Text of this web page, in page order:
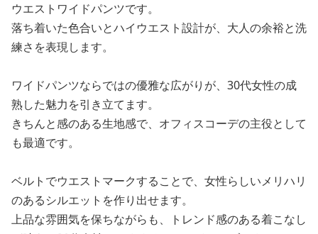
ウエストワイドパンツです。
落ち着いた色合いとハイウエスト設計が、大人の余裕と洗
練さを表現します。
ワイドパンツならではの優雅な広がりが、30代女性の成
熟した魅力を引き立てます。
きちんと感のある生地感で、オフィスコーデの主役として
も最適です。
ベルトでウエストマークすることで、女性らしいメリハリ
のあるシルエットを作り出せます。
上品な雰囲気を保ちながらも、トレンド感のある着こなし